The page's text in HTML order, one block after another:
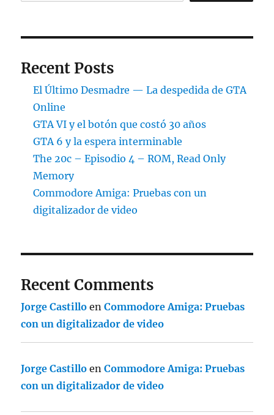
Recent Posts
El Último Desmadre — La despedida de GTA
Online
GTA VI y el botón que costó 30 años
GTA 6 y la espera interminable
The 20c – Episodio 4 – ROM, Read Only
Memory
Commodore Amiga: Pruebas con un
digitalizador de video
Recent Comments
Jorge Castillo enCommodore Amiga: Pruebas
con un digitalizador de video
Jorge Castillo enCommodore Amiga: Pruebas
con un digitalizador de video